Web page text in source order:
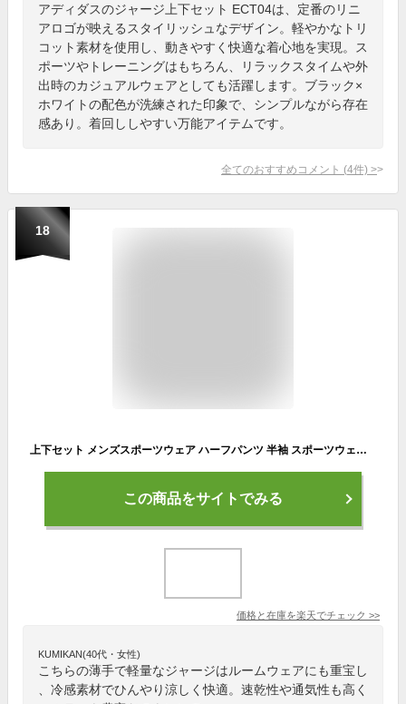
アディダスのジャージ上下セット ECT04は、定番のリニ
アロゴが映えるスタイリッシュなデザイン。軽やかなトリ
コット素材を使用し、動きやすく快適な着心地を実現。ス
ポーツやトレーニングはもちろん、リラックスタイムや外
出時のカジュアルウェアとしても活躍します。ブラック×
ホワイトの配色が洗練された印象で、シンプルながら存在
感あり。着回ししやすい万能アイテムです。
全てのおすすめコメント (4件) >
18
上下セット メンズスポーツウェア ハーフパンツ 半袖 スポーツウェア 通気 ストレッチ 軽量 薄手 ジャージ 短パン 吸汗速乾 ひんやり 夏用 トレーニングウェア ヨガウェア ジム 運動着 ゴルフ シンプル ギフト 涼しい 大きいサイズ 父の日 敬老の日 tシャツ
この商品をサイトでみる
価格と在庫を楽天でチェック >>
KUMIKAN(40代・女性)
こちらの薄手で軽量なジャージはルームウェアにも重宝し
、冷感素材でひんやり涼しく快適。速乾性や通気性も高く